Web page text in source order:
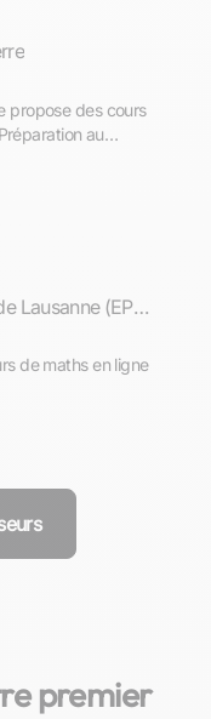
propose des cours
au
Ecole Polytechnique Fédérale de Lausanne (EPFL)
de maths en ligne
premier